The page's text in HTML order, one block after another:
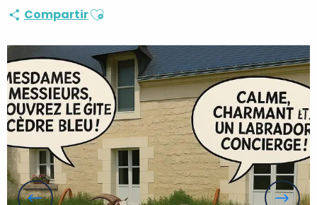
CompartirAjouter aux favoris